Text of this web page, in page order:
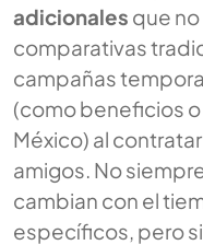
adicionales que
comparativas
campañas
(como beneficios
México) al
amigos. No
cambian con el
específicos, pero